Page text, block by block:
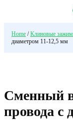
Home /Клиновые
диаметром 11-12,5 мм
Сменный
провода с